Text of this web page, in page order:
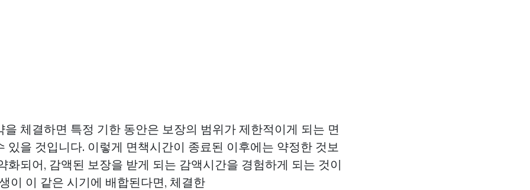
을 체결하면 특정 기한 동안은 보장의 범위가 제한적이게 되는 면
있을 것입니다. 이렇게 면책시간이 종료된 이후에는 약정한 것보
화되어, 감액된 보장을 받게 되는 감액시간을 경험하게 되는 것이
이 이 같은 시기에 배합된다면, 체결한